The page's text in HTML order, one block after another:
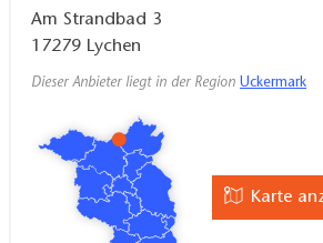
Am Strandbad 3
17279 Lychen
Dieser Anbieter liegt in der Region Uckermark
Karte